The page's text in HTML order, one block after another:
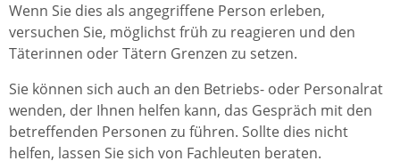
Wenn Sie dies als angegriffene Person erleben,
versuchen Sie, möglichst früh zu reagieren und den
Täterinnen oder Tätern Grenzen zu setzen.
Sie können sich auch an den Betriebs- oder Personalrat
wenden, der Ihnen helfen kann, das Gespräch mit den
betreffenden Personen zu führen. Sollte dies nicht
helfen, lassen Sie sich von Fachleuten beraten.